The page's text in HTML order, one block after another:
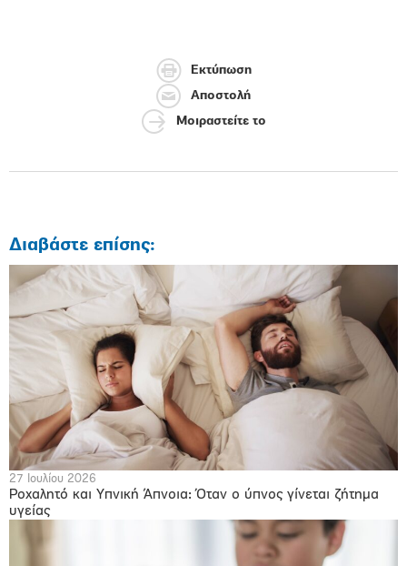
Εκτύπωση
Αποστολή
Μοιραστείτε το
Διαβάστε επίσης:
27 Ιουλίου 2026
Ροχαλητό και Υπνική Άπνοια: Όταν ο ύπνος γίνεται ζήτημα
υγείας